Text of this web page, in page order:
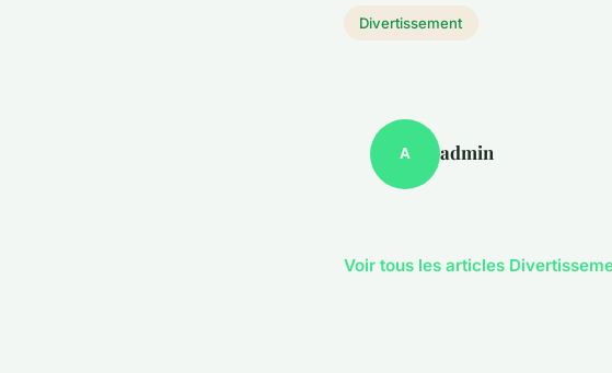
Divertissement
A admin
Voir tous les articles